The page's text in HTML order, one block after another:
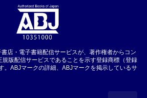
店・電子書籍配信サービスが、著作権者からコン
版配信サービスであることを示す登録商標（登録
。ABJマークの詳細、ABJマークを掲示しているサ